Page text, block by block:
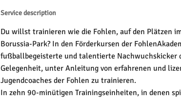
Service description
Du willst trainieren wie die Fohlen, auf den Plätzen
Borussia-Park? In den Förderkursen der
fußballbegeisterte und talentierte Nachwuchskicker
Gelegenheit, unter Anleitung von erfahrenen und
Jugendcoaches der Fohlen zu trainieren.
In zehn 90-minütigen Trainingseinheiten, in denen